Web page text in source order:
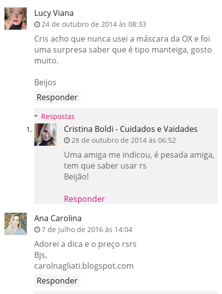
Lucy Viana
24 de outubro de 2014 às 08:33
Cris acho que nunca usei a máscara da OX e foi
uma surpresa saber que é tipo manteiga, gosto
muito.
Beijos
Responder
Respostas
Cristina Boldi - Cuidados e Vaidades
28 de outubro de 2014 às 06:52
Uma amiga me indicou, é pesada amiga,
tem que saber usar rs
Beijão!
Responder
Ana Carolina
7 de julho de 2016 às 14:04
Adorei a dica e o preço rsrs
Bjs,
carolnagliati.blogspot.com
Responder